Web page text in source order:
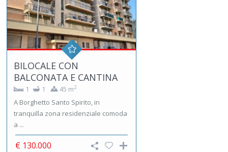
BILOCALE CON
BALCONATA E CANTINA
1 1 45 m2
A Borghetto Santo Spirito, in
tranquilla zona residenziale comoda
a ...
€ 130.000